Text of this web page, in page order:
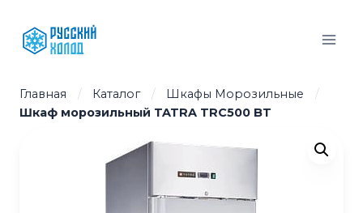
содержимому
Главная / Каталог / Шкафы Морозильные
/
Шкаф морозильный TATRA TRC500 BT